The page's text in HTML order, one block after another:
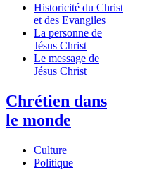
Historicité du Christ
et des Evangiles
La personne de
Jésus Christ
Le message de
Jésus Christ
Chrétien dans
le monde
Culture
Politique